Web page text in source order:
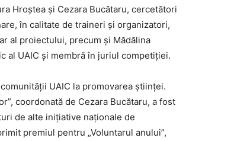
Utile
Hroștea și Cezara Bucătaru, cercetători
în calitate de traineri și organizatori,
al proiectului, precum și Mădălina
al UAIC și membră în juriul competiției.
UAIC la promovarea științei.
coordonată de Cezara Bucătaru, a fost
de alte inițiative naționale de
premiul pentru „Voluntarul anului”,